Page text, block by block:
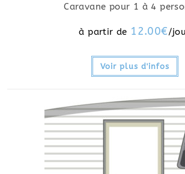
Caravane pour 1 à 4
12.00€
Voir plus d'infos